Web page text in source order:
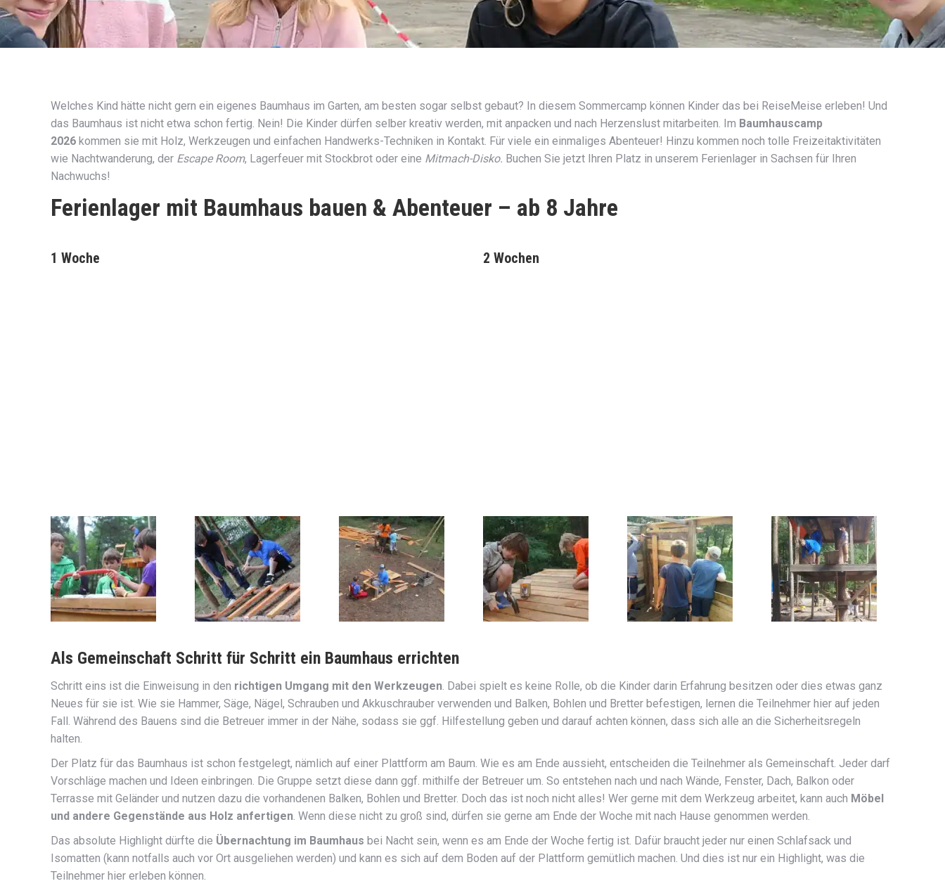
Welches Kind hätte nicht gern ein eigenes Baumhaus im Garten, am besten sogar selbst gebaut? In diesem Sommercamp können Kinder das bei ReiseMeise erleben! Und
das Baumhaus ist nicht etwa schon fertig. Nein! Die Kinder dürfen selber kreativ werden, mit anpacken und nach Herzenslust mitarbeiten. Im Baumhauscamp
2026 kommen sie mit Holz, Werkzeugen und einfachen Handwerks-Techniken in Kontakt. Für viele ein einmaliges Abenteuer! Hinzu kommen noch tolle Freizeitaktivitäten
wie Nachtwanderung, der Escape Room, Lagerfeuer mit Stockbrot oder eine Mitmach-Disko. Buchen Sie jetzt Ihren Platz in unserem Ferienlager in Sachsen für Ihren
Nachwuchs!
Ferienlager mit Baumhaus bauen & Abenteuer – ab 8 Jahre
1 Woche 2 Wochen
Als Gemeinschaft Schritt für Schritt ein Baumhaus errichten
Schritt eins ist die Einweisung in den richtigen Umgang mit den Werkzeugen. Dabei spielt es keine Rolle, ob die Kinder darin Erfahrung besitzen oder dies etwas ganz
Neues für sie ist. Wie sie Hammer, Säge, Nägel, Schrauben und Akkuschrauber verwenden und Balken, Bohlen und Bretter befestigen, lernen die Teilnehmer hier auf jeden
Fall. Während des Bauens sind die Betreuer immer in der Nähe, sodass sie ggf. Hilfestellung geben und darauf achten können, dass sich alle an die Sicherheitsregeln
halten.
Der Platz für das Baumhaus ist schon festgelegt, nämlich auf einer Plattform am Baum. Wie es am Ende aussieht, entscheiden die Teilnehmer als Gemeinschaft. Jeder darf
Vorschläge machen und Ideen einbringen. Die Gruppe setzt diese dann ggf. mithilfe der Betreuer um. So entstehen nach und nach Wände, Fenster, Dach, Balkon oder
Terrasse mit Geländer und nutzen dazu die vorhandenen Balken, Bohlen und Bretter. Doch das ist noch nicht alles! Wer gerne mit dem Werkzeug arbeitet, kann auch Möbel
und andere Gegenstände aus Holz anfertigen. Wenn diese nicht zu groß sind, dürfen sie gerne am Ende der Woche mit nach Hause genommen werden.
Das absolute Highlight dürfte die Übernachtung im Baumhaus bei Nacht sein, wenn es am Ende der Woche fertig ist. Dafür braucht jeder nur einen Schlafsack und
Isomatten (kann notfalls auch vor Ort ausgeliehen werden) und kann es sich auf dem Boden auf der Plattform gemütlich machen. Und dies ist nur ein Highlight, was die
Teilnehmer hier erleben können.